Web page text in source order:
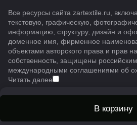
В корзину
Все ресурсы сайта zartextile.ru,
текстовую, графическую,
информацию, структуру, дизайн и
доменное имя, фирменное
объектами авторского права и прав
собственность, защищены
международными соглашениями об
Читать далее